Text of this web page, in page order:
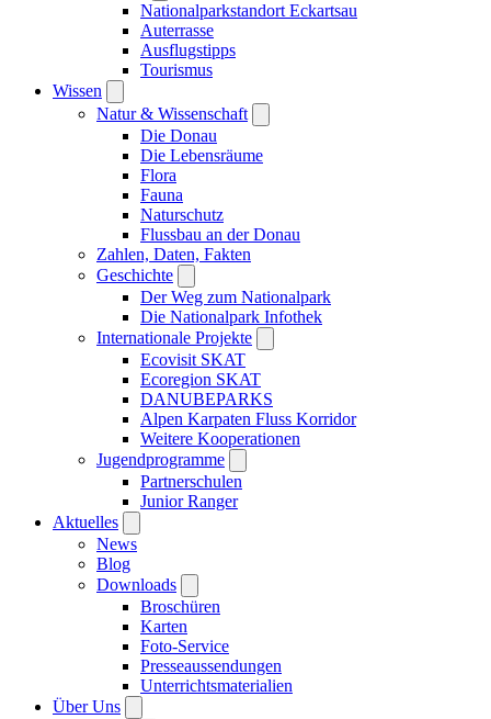
Nationalparkstandort Eckartsau
Auterrasse
Ausflugstipps
Tourismus
Wissen
Natur & Wissenschaft
Die Donau
Die Lebensräume
Flora
Fauna
Naturschutz
Flussbau an der Donau
Zahlen, Daten, Fakten
Geschichte
Der Weg zum Nationalpark
Die Nationalpark Infothek
Internationale Projekte
Ecovisit SKAT
Ecoregion SKAT
DANUBEPARKS
Alpen Karpaten Fluss Korridor
Weitere Kooperationen
Jugendprogramme
Partnerschulen
Junior Ranger
Aktuelles
News
Blog
Downloads
Broschüren
Karten
Foto-Service
Presseaussendungen
Unterrichtsmaterialien
Über Uns